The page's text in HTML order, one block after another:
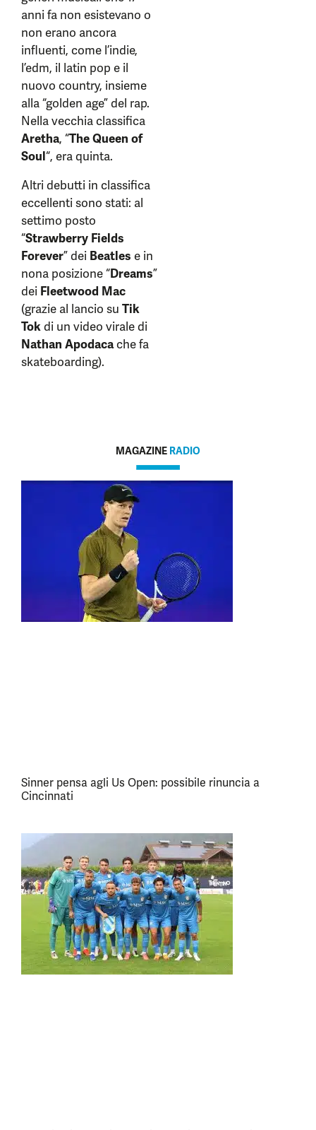
anni fa non esistevano o
non erano ancora
influenti, come l’indie,
l’edm, il latin pop e il
nuovo country, insieme
alla “golden age” del rap.
Nella vecchia classifica
Aretha, “The Queen of
Soul“, era quinta.
Altri debutti in classifica
eccellenti sono stati: al
settimo posto
“Strawberry Fields
Forever” dei Beatles e in
nona posizione “Dreams”
dei Fleetwood Mac
(grazie al lancio su Tik
Tokdi un video virale di
Nathan Apodacache fa
skateboarding).
MAGAZINE RADIO
Sinner pensa agli Us Open: possibile rinuncia a
Cincinnati